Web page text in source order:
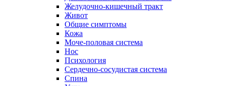
Желудочно-кишечный тракт
Живот
Общие симптомы
Кожа
Моче-половая система
Нос
Психология
Сердечно-сосудистая система
Спина